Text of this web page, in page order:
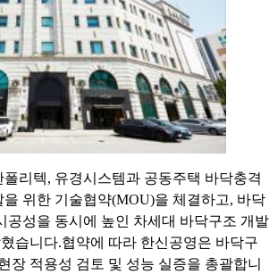
리텍, 유경시스템과 공동주택 바닥충격
위한 기술협약(MOU)을 체결하고, 바닥
공성을 동시에 높인 차세대 바닥구조 개발
습니다.협약에 따라 한신공영은 바닥구
장 적용성 검토 및 성능 실증을 총괄합니